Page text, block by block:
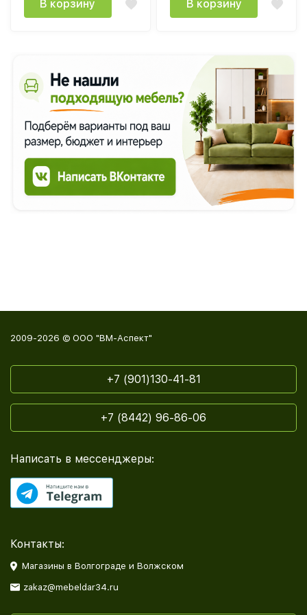
В корзину В корзину
2009-2026 © ООО "ВМ-Аспект"
+7 (901)130-41-81
+7 (8442) 96-86-06
Написать в мессенджеры:
Контакты:
Магазины в Волгограде и Волжском
zakaz@mebeldar34.ru